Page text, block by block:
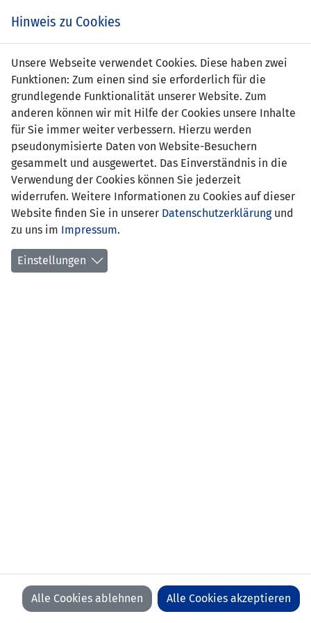
Erich Büchel
Position:
Länderspiel:
09.03.1982 Liechtenstein - Schweiz
(0:1)
Anzahl Spiele: 1
Anzahl Tore: 0
Hinweis zu Cookies
Unsere Webseite verwendet Cookies. Diese haben zwei
Funktionen: Zum einen sind sie erforderlich für die
grundlegende Funktionalität unserer Website. Zum
anderen können wir mit Hilfe der Cookies unsere Inhalte
für Sie immer weiter verbessern. Hierzu werden
pseudonymisierte Daten von Website-Besuchern
gesammelt und ausgewertet. Das Einverständnis in die
Verwendung der Cookies können Sie jederzeit
widerrufen. Weitere Informationen zu Cookies auf dieser
Website finden Sie in unserer Datenschutzerklärungund
zu uns im Impressum.
Einstellungen
Alle Cookies ablehnen Alle Cookies akzeptieren